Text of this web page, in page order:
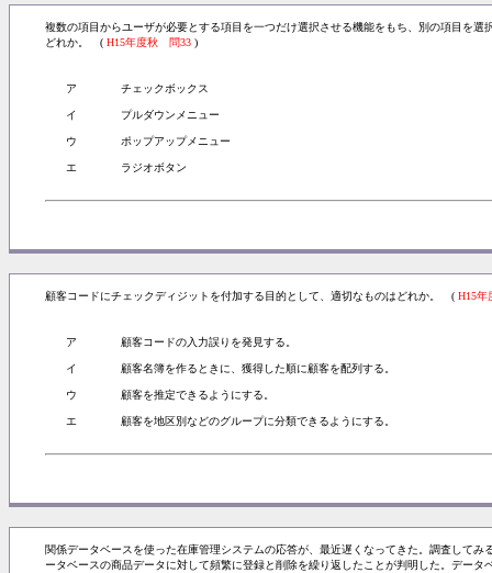
複数の項目からユーザが必要とする項目を一つだけ選択させる機能をもち、別の項目を
どれか。 ( H15年度秋 問33 )
ア チェックボックス
イ プルダウンメニュー
ウ ポップアップメニュー
エ ラジオボタン
顧客コードにチェックディジットを付加する目的として、適切なものはどれか。 ( H15
ア 顧客コードの入力誤りを発見する。
イ 顧客名簿を作るときに、獲得した順に顧客を配列する。
ウ 顧客を推定できるようにする。
エ 顧客を地区別などのグループに分類できるようにする。
関係データベースを使った在庫管理システムの応答が、最近遅くなってきた。調査して
ータベースの商品データに対して頻繁に登録と削除を繰り返したことが判明した。デー